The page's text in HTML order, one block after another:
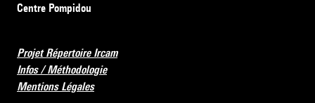
Centre Pompidou
Projet Répertoire Ircam
Infos / Méthodologie
Mentions Légales